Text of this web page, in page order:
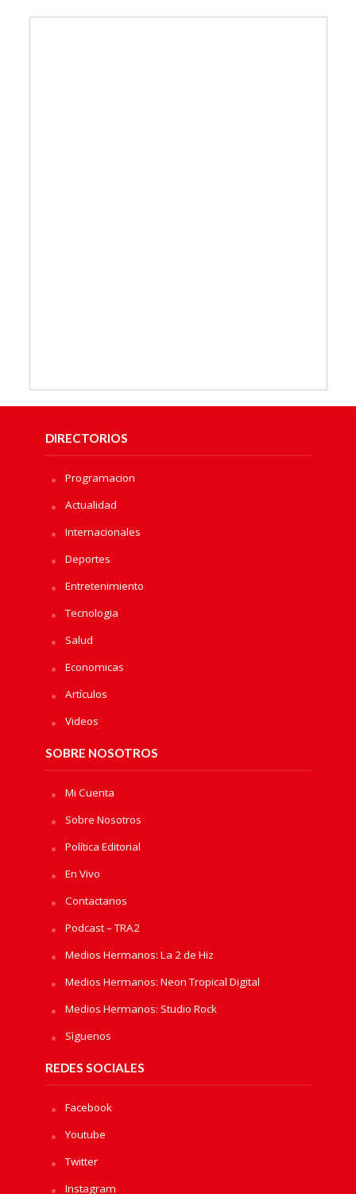
DIRECTORIOS
Programacion
Actualidad
Internacionales
Deportes
Entretenimiento
Tecnologia
Salud
Economicas
Artículos
Videos
SOBRE NOSOTROS
Mi Cuenta
Sobre Nosotros
Política Editorial
En Vivo
Contactanos
Podcast – TRA2
Medios Hermanos: La 2 de Hiz
Medios Hermanos: Neon Tropical Digital
Medios Hermanos: Studio Rock
Sìguenos
REDES SOCIALES
Facebook
Youtube
Twitter
Instagram